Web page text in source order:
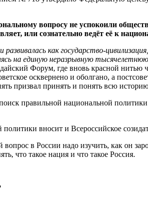
вопросу не успокоили
или сознательно ведёт её к
развивалась как государство-
на единую неразрывную
Форум, где вновь красной
осквернено и оболгано, а
призвал принять и понять всю
правильной национальной
вносит и Всероссийское
в России надо изучить, как он
что такое нация и что такое Россия.